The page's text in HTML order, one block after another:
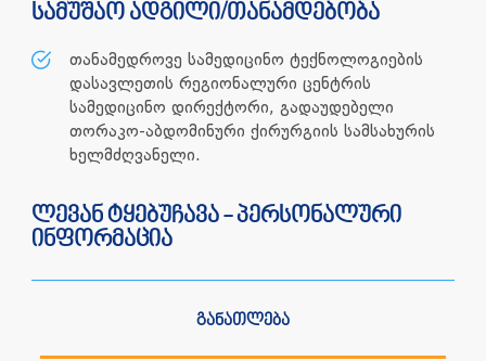
სამუშაო ადგილი/თანამდებობა
თანამედროვე სამედიცინო ტექნოლოგიების
დასავლეთის რეგიონალური ცენტრის
სამედიცინო დირექტორი, გადაუდებელი
თორაკო-აბდომინური ქირურგიის სამსახურის
ხელმძღვანელი.
ლევან ტყებუჩავა - პერსონალური
ინფორმაცია
განათლება